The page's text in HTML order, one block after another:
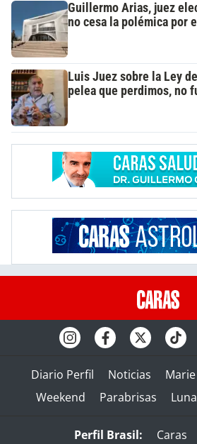
Guillermo Arias, juez
no cesa la polémica por
Luis Juez sobre la Ley
pelea que perdimos, no
Diario Perfil Noticias
Weekend
Parabrisas
Perfil Brasil: Caras